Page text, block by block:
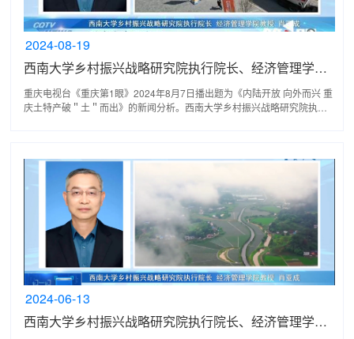
2024-08-19
西南大学乡村振兴战略研究院执行院长、经济管理学院教授肖亚成接受重庆电视台采访
重庆电视台《重庆第1眼》2024年8月7日播出题为《内陆开放 向外而兴 重
庆土特产破＂土＂而出》的新闻分析。西南大学乡村振兴战略研究院执行
2024-06-13
西南大学乡村振兴战略研究院执行院长、经济管理学院教授肖亚成接受重庆电视台采访